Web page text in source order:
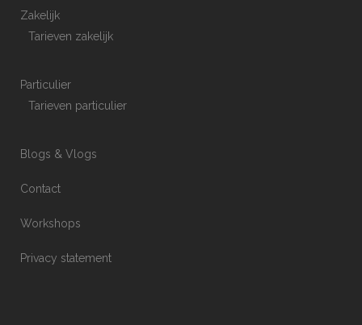
Zakelijk
Tarieven zakelijk
Particulier
Tarieven particulier
Blogs & Vlogs
Contact
Workshops
Privacy statement